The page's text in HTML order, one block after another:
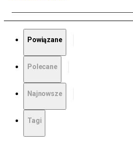
Powiązane
Polecane
Najnowsze
Tagi